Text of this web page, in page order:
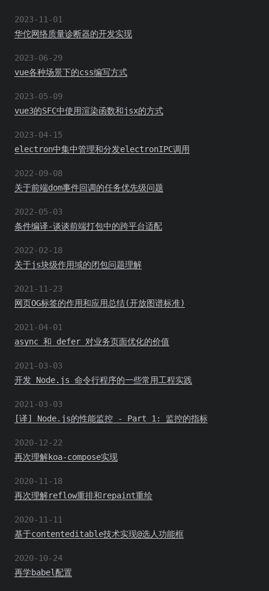
2023-11-01
华佗网络质量诊断器的开发实现
2023-06-29
vue各种场景下的css编写方式
2023-05-09
vue3的SFC中使用渲染函数和jsx的方式
2023-04-15
electron中集中管理和分发electronIPC调用
2022-09-08
关于前端dom事件回调的任务优先级问题
2022-05-03
条件编译-谈谈前端打包中的跨平台适配
2022-02-18
关于js块级作用域的闭包问题理解
2021-11-23
网页OG标签的作用和应用总结(开放图谱标准)
2021-04-01
async 和 defer 对业务页面优化的价值
2021-03-03
开发 Node.js 命令行程序的一些常用工程实践
2021-03-03
[译] Node.js的性能监控 - Part 1: 监控的指标
2020-12-22
再次理解koa-compose实现
2020-11-18
再次理解reflow重排和repaint重绘
2020-11-11
基于contenteditable技术实现@选人功能框
2020-10-24
再学babel配置